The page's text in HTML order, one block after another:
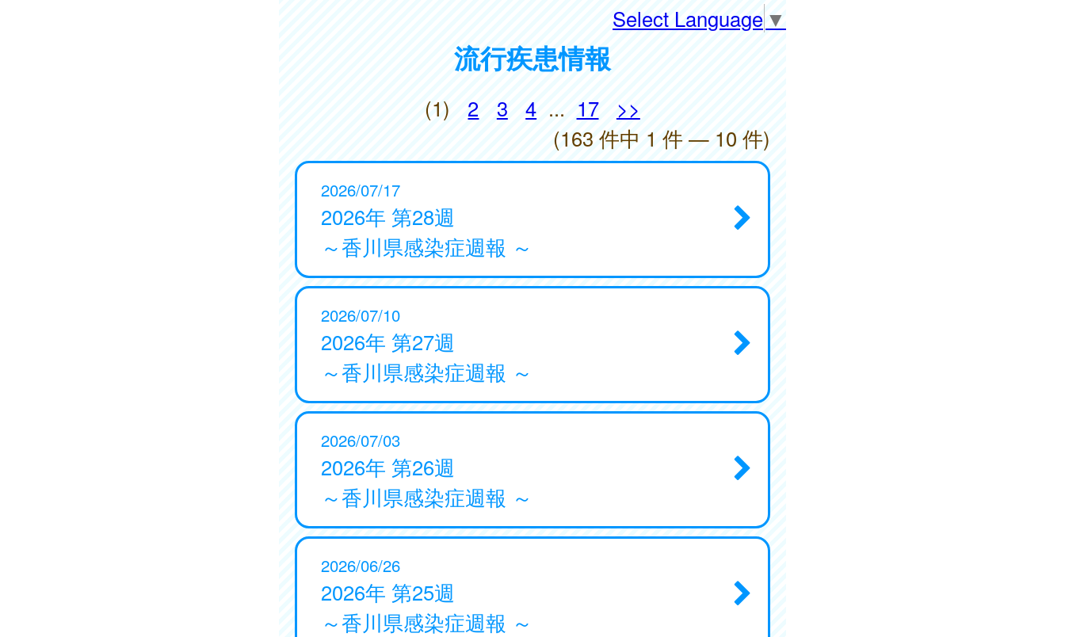
Select Language ▼
流行疾患情報
(1) 2 3 4 ... 17
>>
(163 件中 1 件 — 10 件)
2026/07/17
2026年 第28週
～香川県感染症週報 ～
2026/07/10
2026年 第27週
～香川県感染症週報 ～
2026/07/03
2026年 第26週
～香川県感染症週報 ～
2026/06/26
2026年 第25週
～香川県感染症週報 ～